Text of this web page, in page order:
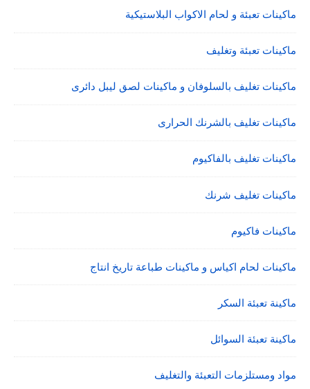
ماكينات تعبئة و لحام الاكواب البلاستيكية
ماكينات تعبئة وتغليف
ماكينات تغليف بالسلوفان و ماكينات لصق ليبل دائرى
ماكينات تغليف بالشرنك الحرارى
ماكينات تغليف بالفاكيوم
ماكينات تغليف شرنك
ماكينات فاكيوم
ماكينات لحام اكياس و ماكينات طباعة تاريخ انتاج
ماكينة تعبئة السكر
ماكينة تعبئة السوائل
مواد ومستلزمات التعبئة والتغليف